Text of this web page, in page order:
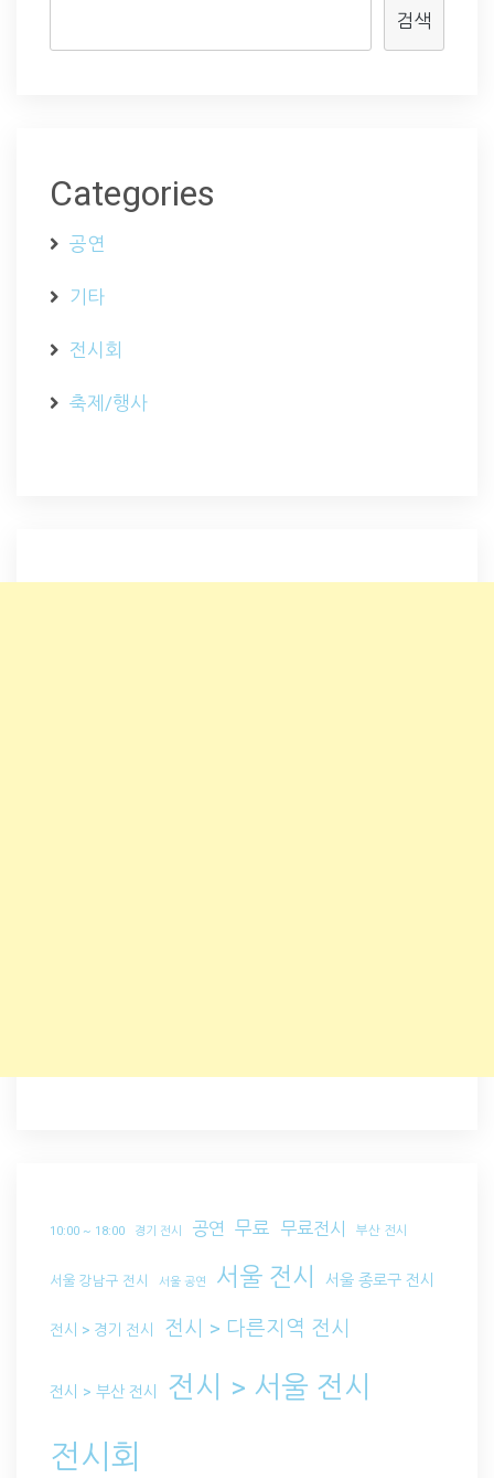
검색
Categories
공연
기타
전시회
축제/행사
10:00 ~ 18:00 경기 전시 공연 무료 무료전시 부산 전시
서울 강남구 전시 서울 공연 서울 전시 서울 종로구 전시
전시 > 경기 전시 전시 > 다른지역 전시
전시 > 부산 전시 전시 > 서울 전시
전시회